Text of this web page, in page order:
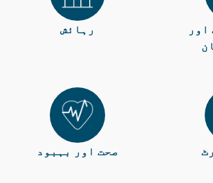
اور
رہائش
صحت اور بہبود